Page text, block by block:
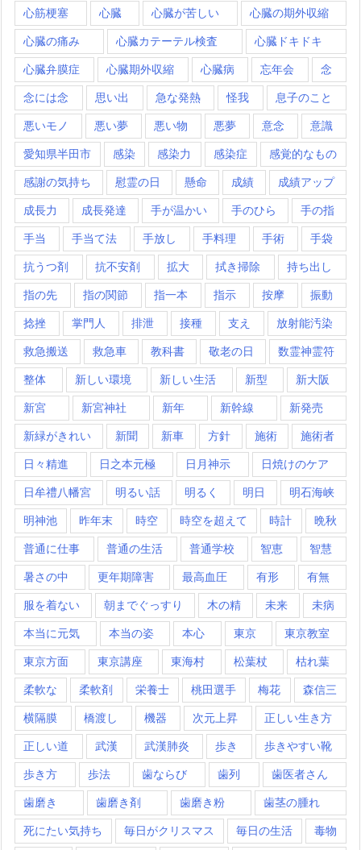
心筋梗塞 心臓 心臓が苦しい 心臓の期外収縮
心臓の痛み 心臓カテーテル検査 心臓ドキドキ
心臓弁膜症 心臓期外収縮 心臓病 忘年会 念
念には念 思い出 急な発熱 怪我 息子のこと
悪いモノ 悪い夢 悪い物 悪夢 意念 意識
愛知県半田市 感染 感染力 感染症 感覚的なもの
感謝の気持ち 慰霊の日 懸命 成績 成績アップ
成長力 成長発達 手が温かい 手のひら 手の指
手当 手当て法 手放し 手料理 手術 手袋
抗うつ剤 抗不安剤 拡大 拭き掃除 持ち出し
指の先 指の関節 指一本 指示 按摩 振動
捻挫 掌門人 排泄 接種 支え 放射能汚染
救急搬送 救急車 教科書 敬老の日 数霊神霊符
整体 新しい環境 新しい生活 新型 新大阪
新宮 新宮神社 新年 新幹線 新発売
新緑がきれい 新聞 新車 方針 施術 施術者
日々精進 日之本元極 日月神示 日焼けのケア
日牟禮八幡宮 明るい話 明るく 明日 明石海峡
明神池 昨年末 時空 時空を超えて 時計 晩秋
普通に仕事 普通の生活 普通学校 智恵 智慧
暑さの中 更年期障害 最高血圧 有形 有無
服を着ない 朝までぐっすり 木の精 未来 未病
本当に元気 本当の姿 本心 東京 東京教室
東京方面 東京講座 東海村 松葉杖 枯れ葉
柔軟な 柔軟剤 栄養士 桃田選手 梅花 森信三
横隔膜 橋渡し 機器 次元上昇 正しい生き方
正しい道 武漢 武漢肺炎 歩き 歩きやすい靴
歩き方 歩法 歯ならび 歯列 歯医者さん
歯磨き 歯磨き剤 歯磨き粉 歯茎の腫れ
死にたい気持ち 毎日がクリスマス 毎日の生活 毒物